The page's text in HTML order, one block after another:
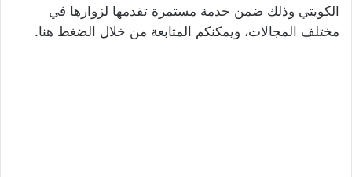
الكويتي وذلك ضمن خدمة مستمرة تقدمها لزوارها في
مختلف المجالات، ويمكنكم المتابعة من خلال الضغط هنا.